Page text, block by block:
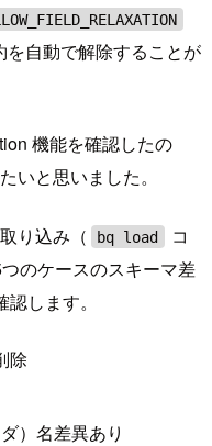
自動で解除することが
機能を確認したの
いと思いました。
り込み（ bq load
コ
のケースのスキーマ差
します。
除
）名差異あり